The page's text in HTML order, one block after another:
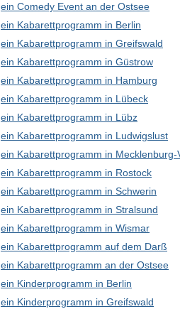
ein Comedy Event an der Ostsee
ein Kabarettprogramm in Berlin
ein Kabarettprogramm in Greifswald
ein Kabarettprogramm in Güstrow
ein Kabarettprogramm in Hamburg
ein Kabarettprogramm in Lübeck
ein Kabarettprogramm in Lübz
ein Kabarettprogramm in Ludwigslust
ein Kabarettprogramm in
ein Kabarettprogramm in Rostock
ein Kabarettprogramm in Schwerin
ein Kabarettprogramm in Stralsund
ein Kabarettprogramm in Wismar
ein Kabarettprogramm auf dem Darß
ein Kabarettprogramm an der Ostsee
ein Kinderprogramm in Berlin
ein Kinderprogramm in Greifswald